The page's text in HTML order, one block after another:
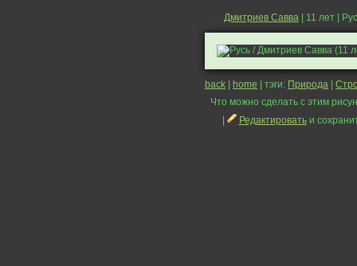
Дмитриев Савва| 11 лет |
back home | тэги: Природа
Что можно сделать с этим
Редактироватьи